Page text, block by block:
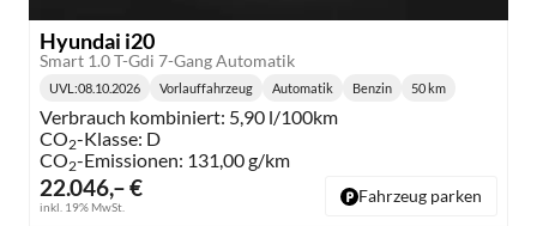
Hyundai i20
Smart 1.0 T-Gdi 7-Gang Automatik
22.046,– €
inkl. 19% MwSt.
UVL :08.10.2026 Vorlauffahrzeug Automatik Benzin 50 km
Verbrauch kombiniert: 5,90 l/100km
CO2-Klasse: D
CO2-Emissionen: 131,00 g/km
Fahrzeug parken